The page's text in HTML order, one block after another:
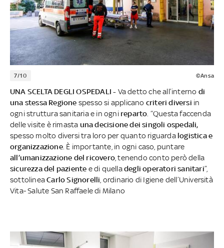
7/10 ©Ansa
UNA SCELTA DEGLI OSPEDALI - Va detto che all’interno di
una stessa Regione spesso si applicano criteri diversi in
ogni struttura sanitaria e in ogni reparto . “Questa faccenda
delle visite è rimasta una decisione dei singoli ospedali,
spesso molto diversi tra loro per quanto riguarda logistica e
organizzazione. È importante, in ogni caso, puntare
all’umanizzazione del ricovero , tenendo conto però della
sicurezza del paziente e di quelladegli operatori sanitari”,
sottolineaCarlo Signorelli , ordinario di Igiene dell’Università
Vita- Salute San Raffaele di Milano